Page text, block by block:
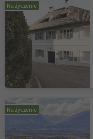
Na życzenie
Na życzenie